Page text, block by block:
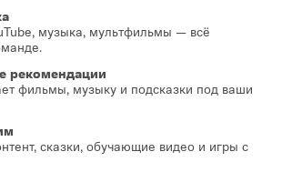
музыка, мультфильмы — всё
рекомендации
фильмы, музыку и подсказки под ваши
сказки, обучающие видео и игры с